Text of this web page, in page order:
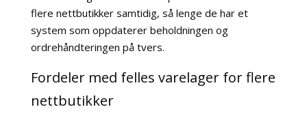
flere nettbutikker samtidig, så lenge de har et
system som oppdaterer beholdningen og
ordrehåndteringen på tvers.
Fordeler med felles varelager for flere
nettbutikker